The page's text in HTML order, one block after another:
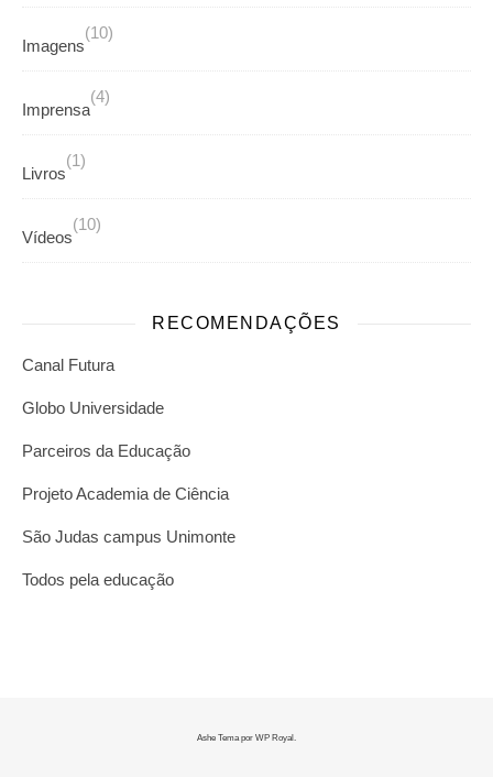
Imagens
(10)
Imprensa
(4)
Livros
(1)
Vídeos
(10)
RECOMENDAÇÕES
Canal Futura
Globo Universidade
Parceiros da Educação
Projeto Academia de Ciência
São Judas campus Unimonte
Todos pela educação
Ashe Tema por WP Royal.